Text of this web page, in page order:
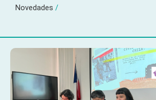
Novedades /